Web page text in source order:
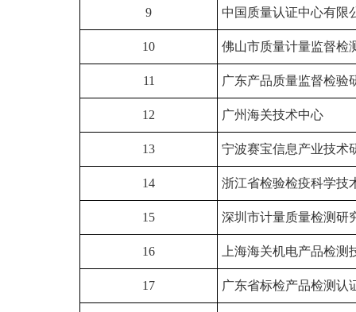
9 中国质量认证中心有限
10 佛山市质量计量监督检
11 广东产品质量监督检验
12 广州海关技术中心
13 宁波赛宝信息产业技术
14 浙江省检验检疫科学技
15 深圳市计量质量检测研
16 上海海关机电产品检测
17 广东省标检产品检测认